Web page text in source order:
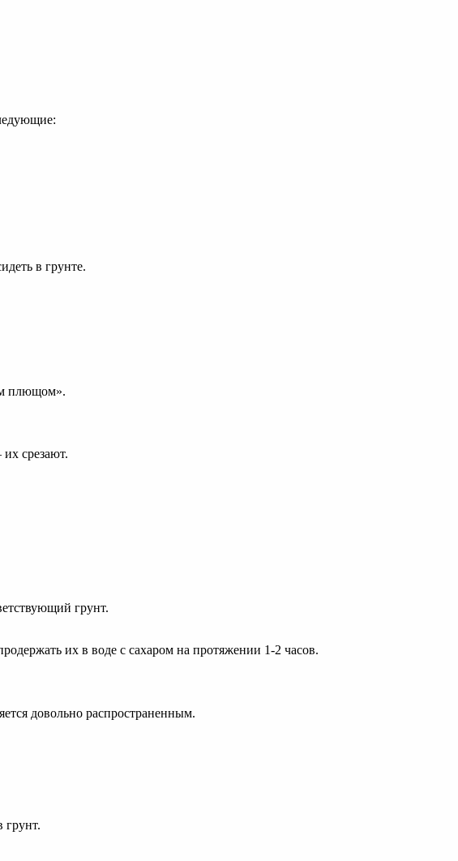
в грунте.
плющом».
срезают.
грунт.
их в воде с сахаром на протяжении 1-2 часов.
довольно распространенным.
грунт.